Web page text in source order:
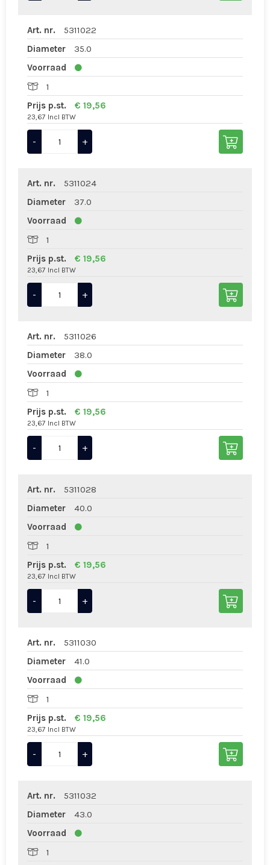
Art. nr.
5311022
Diameter
35.0
Voorraad
1
Prijs p.st.
€ 19,56
23,67 Incl BTW
- +
Art. nr.
5311024
Diameter
37.0
Voorraad
1
Prijs p.st.
€ 19,56
23,67 Incl BTW
- +
Art. nr.
5311026
Diameter
38.0
Voorraad
1
Prijs p.st.
€ 19,56
23,67 Incl BTW
- +
Art. nr.
5311028
Diameter
40.0
Voorraad
1
Prijs p.st.
€ 19,56
23,67 Incl BTW
- +
Art. nr.
5311030
Diameter
41.0
Voorraad
1
Prijs p.st.
€ 19,56
23,67 Incl BTW
- +
Art. nr.
5311032
Diameter
43.0
Voorraad
1